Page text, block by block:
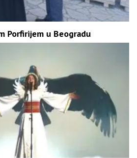
Porfirijem u Beogradu